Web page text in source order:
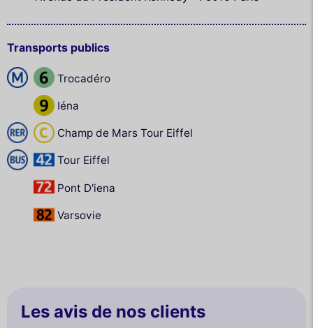
Transports publics
Trocadéro
Iéna
Champ de Mars Tour Eiffel
Tour Eiffel
Pont D'iena
Varsovie
Les avis de nos clients